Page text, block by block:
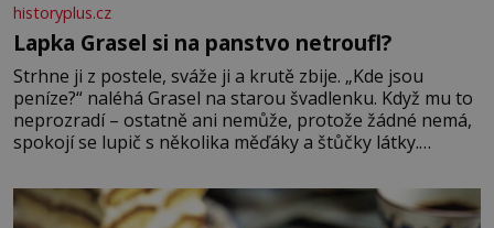
historyplus.cz
Lapka Grasel si na panstvo netroufl?
Strhne ji z postele, sváže ji a krutě zbije. „Kde jsou
peníze?“ naléhá Grasel na starou švadlenku. Když mu to
neprozradí – ostatně ani nemůže, protože žádné nemá,
spokojí se lupič s několika měďáky a štůčky látky.
krutý. Jeho činy budí hrůzu ještě dlouho po jeho smrti